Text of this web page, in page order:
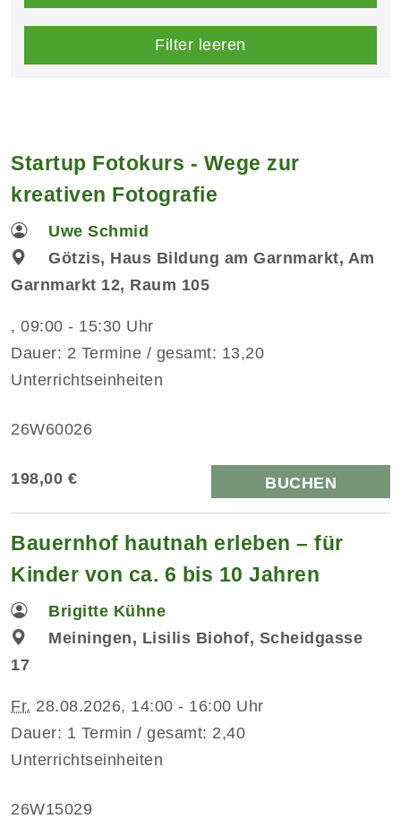
Filter leeren
Startup Fotokurs - Wege zur
kreativen Fotografie
Uwe Schmid
Götzis, Haus Bildung am Garnmarkt, Am
Garnmarkt 12, Raum 105
, 09:00 - 15:30 Uhr
Dauer: 2 Termine / gesamt: 13,20
Unterrichtseinheiten
26W60026
198,00 € BUCHEN
Bauernhof hautnah erleben – für
Kinder von ca. 6 bis 10 Jahren
Brigitte Kühne
Meiningen, Lisilis Biohof, Scheidgasse
17
Fr. 28.08.2026, 14:00 - 16:00 Uhr
Dauer: 1 Termin / gesamt: 2,40
Unterrichtseinheiten
26W15029